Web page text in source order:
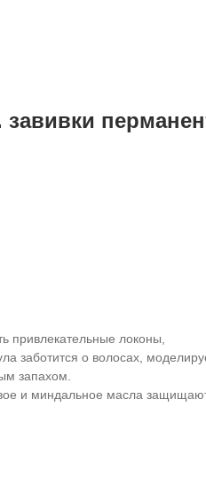
завивки
привлекательные локоны,
заботится о волосах,
запахом.
и миндальное масла